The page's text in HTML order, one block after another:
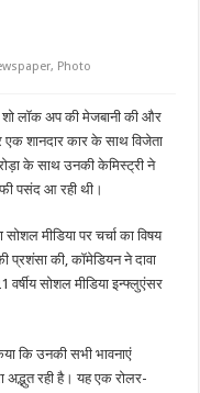
, Photo
शो लॉक अप की मेजबानी की और
शानदार कार के साथ विजेता
के साथ उनकी केमिस्ट्री ने
पसंद आ रही थी।
मीडिया पर चर्चा का विषय
प्रशंसा की, कॉमेडियन ने दावा
सोशल मीडिया इन्फ्लुएंसर
कि उनकी सभी भावनाएं
अद्भुत रही है। यह एक रोलर-